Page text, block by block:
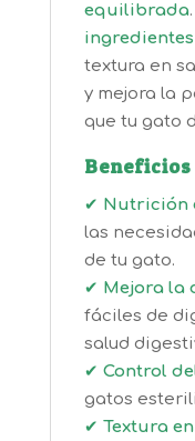
equilibrada
textura en
y mejora la
que tu gato
Beneficios
✔ Nutrición
las
de tu gato.
✔ Mejora la
fáciles de
salud
✔ Control
gatos
✔ Textura